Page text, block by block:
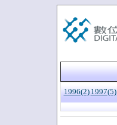
1996(2) 1997(5)